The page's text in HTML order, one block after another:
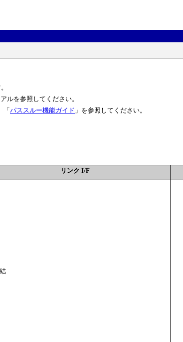
ルを参照してください。
「 パススルー機能ガイド 」を参照してください。
リンク I/F